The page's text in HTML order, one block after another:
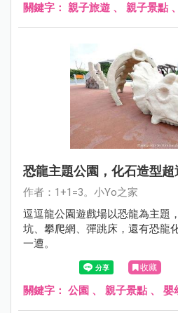
關鍵字： 親子旅遊 、 親子景點 、
恐龍主題公園，化石造型超
作者：1+1=3。小Yo之家
逗逗龍公園遊戲場以恐龍為主題
坑、攀爬網、彈跳床，還有恐龍
一遭。
收藏
關鍵字： 公園 、 親子景點 、 嬰